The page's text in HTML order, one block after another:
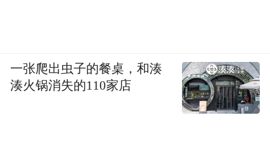
一张爬出虫子的餐桌，和湊
湊火锅消失的110家店